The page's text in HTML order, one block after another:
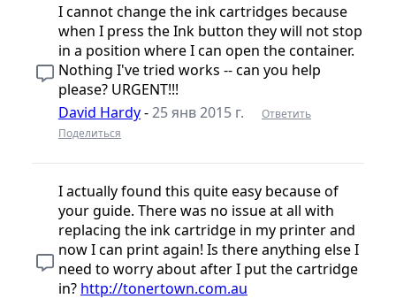
I cannot change the ink cartridges because
when I press the Ink button they will not stop
in a position where I can open the container.
Nothing I've tried works -- can you help
please? URGENT!!!
David Hardy-25 янв 2015 г.
Ответить
Поделиться
I actually found this quite easy because of
your guide. There was no issue at all with
replacing the ink cartridge in my printer and
now I can print again! Is there anything else I
need to worry about after I put the cartridge
in? http://tonertown.com.au